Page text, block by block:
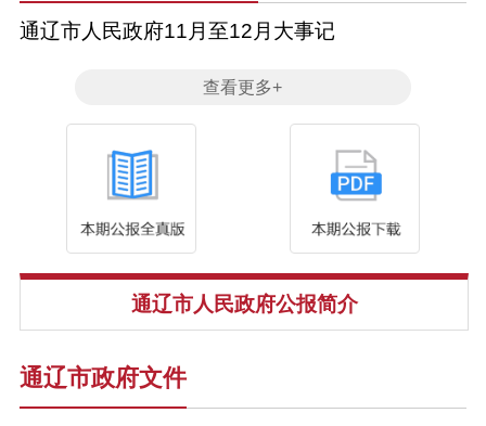
通辽市人民政府11月至12月大事记
查看更多+
通辽市人民政府公报简介
通辽市政府文件